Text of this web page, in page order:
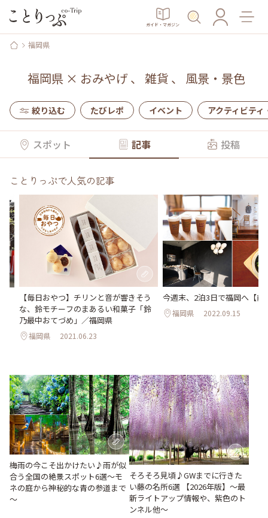
ガイド・マガジン
福岡県
福岡県 × おみやげ 、 雑貨 、 風景・景色
絞り込む たびレポ イベント アクティビティ
スポット 記事 投稿
ことりっぷで人気の記事
【毎日おやつ】チリンと音が響きそう
な、鈴モチーフのまあるい和菓子「鈴
乃最中おてづめ」／福岡県
福岡県 2021.06.23
今週末、2泊3日で福岡へ【前
福岡県 2022.09.15
梅雨の今こそ出かけたい♪雨が似
合う全国の絶景スポット6選～モ
ネの庭から神秘的な青の参道まで
～
そろそろ見頃♪GWまでに行きた
い藤の名所6選 【2026年版】～最
新ライトアップ情報や、紫色のト
ンネル他～